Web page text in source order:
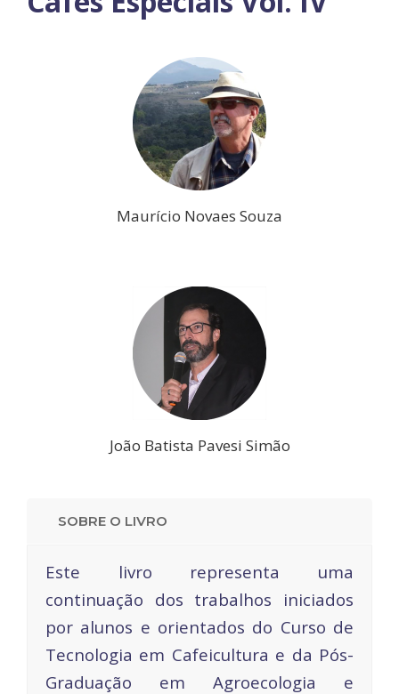
Maurício Novaes Souza
João Batista Pavesi Simão
SOBRE O LIVRO
Este livro representa uma
continuação dos trabalhos iniciados
por alunos e orientados do Curso de
Tecnologia em Cafeicultura e da Pós-
Graduação em Agroecologia e